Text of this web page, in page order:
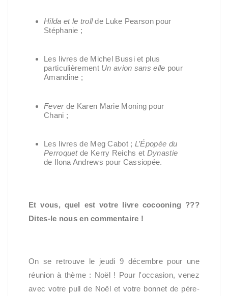
Hilda et le trollde Luke Pearson pour
Stéphanie ;
Les livres de Michel Bussi et plus
particulièrement Un avion sans elle pour
Amandine ;
Fever de Karen Marie Moning pour
Chani ;
Les livres de Meg Cabot ; L’Épopée du
Perroquetde Kerry Reichs et Dynastie
de Ilona Andrews pour Cassiopée.
Et vous, quel est votre livre cocooning ???
Dites-le nous en commentaire !
On se retrouve le jeudi 9 décembre pour une
réunion à thème : Noël ! Pour l'occasion, venez
avec votre pull de Noël et votre bonnet de père-